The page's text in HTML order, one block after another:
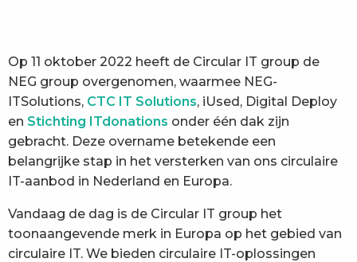
Op 11 oktober 2022 heeft de Circular IT group de
NEG group overgenomen, waarmee NEG-
ITSolutions, CTC IT Solutions, iUsed, Digital Deploy
en Stichting ITdonations onder één dak zijn
gebracht. Deze overname betekende een
belangrijke stap in het versterken van ons circulaire
IT-aanbod in Nederland en Europa.
Vandaag de dag is de Circular IT group het
toonaangevende merk in Europa op het gebied van
circulaire IT. We bieden circulaire IT-oplossingen